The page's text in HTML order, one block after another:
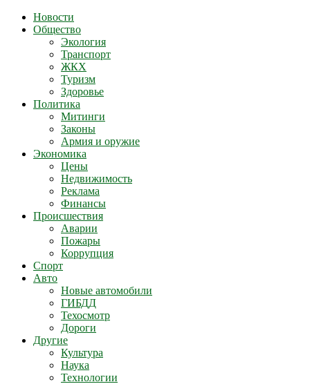
Новости
Общество
Экология
Транспорт
ЖКХ
Туризм
Здоровье
Политика
Митинги
Законы
Армия и оружие
Экономика
Цены
Недвижимость
Реклама
Финансы
Происшествия
Аварии
Пожары
Коррупция
Спорт
Авто
Новые автомобили
ГИБДД
Техосмотр
Дороги
Другие
Культура
Наука
Технологии